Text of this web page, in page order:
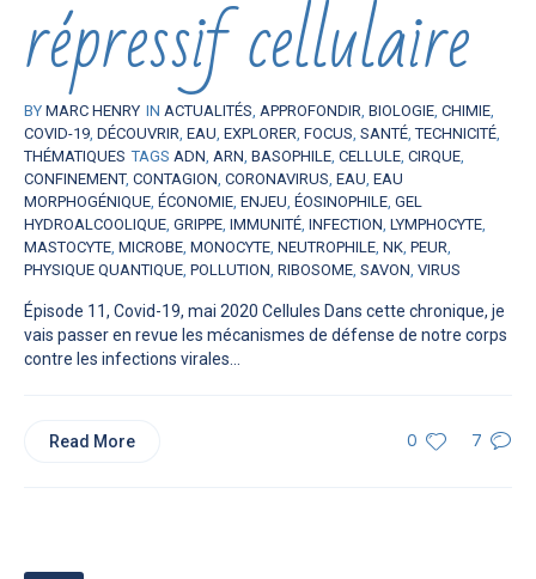
répressif cellulaire
BY MARC HENRY IN ACTUALITÉS, APPROFONDIR, BIOLOGIE, CHIMIE,
COVID-19, DÉCOUVRIR, EAU, EXPLORER, FOCUS, SANTÉ,TECHNICITÉ,
THÉMATIQUES TAGS ADN, ARN, BASOPHILE, CELLULE, CIRQUE,
CONFINEMENT, CONTAGION, CORONAVIRUS, EAU, EAU
MORPHOGÉNIQUE, ÉCONOMIE, ENJEU, ÉOSINOPHILE, GEL
HYDROALCOOLIQUE, GRIPPE, IMMUNITÉ, INFECTION, LYMPHOCYTE,
MASTOCYTE, MICROBE, MONOCYTE, NEUTROPHILE, NK, PEUR,
PHYSIQUE QUANTIQUE, POLLUTION, RIBOSOME, SAVON, VIRUS
Épisode 11, Covid-19, mai 2020 Cellules Dans cette chronique, je
vais passer en revue les mécanismes de défense de notre corps
contre les infections virales...
0 7
Read More